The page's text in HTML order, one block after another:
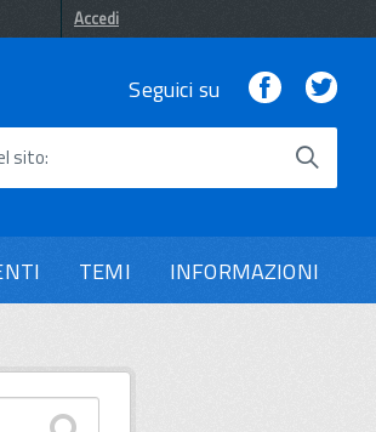
Accedi
Seguici su Facebook
sito
TEMI INFORMAZIONI